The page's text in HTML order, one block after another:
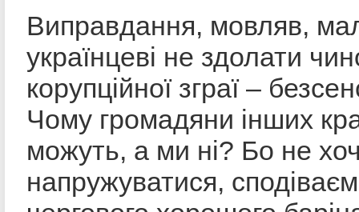
Виправдання, мовляв,
українцеві не здолати
корупційної зграї –
Чому громадяни інших
можуть, а ми ні? Бо не
напружуватися,